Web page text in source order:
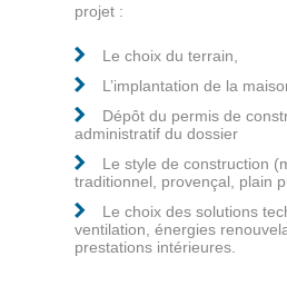
projet :
Le choix du terrain,
L’implantation de la
Dépôt du permis de
administratif du dossier
Le style de construction
traditionnel, provençal, plain
Le choix des solutions
ventilation, énergies
prestations intérieures.